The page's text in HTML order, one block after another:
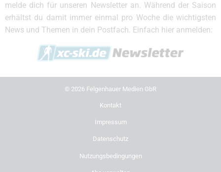
melde dich für unseren Newsletter an. Während der Saison
erhältst du damit immer einmal pro Woche die wichtigsten
News und Themen in dein Postfach. Einfach hier anmelden:
© 2026 Felgenhauer Medien GbR
Kontakt
Impressum
Datenschutz
Nutzungsbedingungen